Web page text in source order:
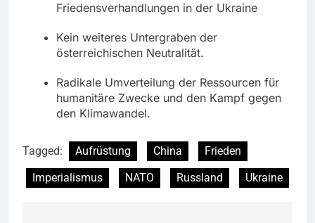
Friedensverhandlungen in der Ukraine
Kein weiteres Untergraben der
österreichischen Neutralität.
Radikale Umverteilung der Ressourcen für
humanitäre Zwecke und den Kampf gegen
den Klimawandel.
Tagged: Aufrüstung China
Frieden
Imperialismus
NATO Russland Ukraine